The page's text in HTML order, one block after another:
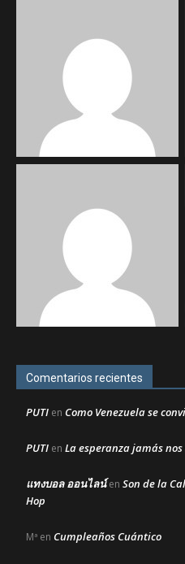
Comentarios recientes
PUTI en Como Venezuela se
PUTI en La esperanza jamás
แทงบอล ออนไลน์en Son de la
Hop
Mª en Cumpleaños Cuántico